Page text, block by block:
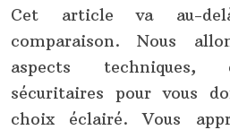
Cet article va au-
comparaison. Nous
aspects techniques,
sécuritaires pour vous
choix éclairé. Vous